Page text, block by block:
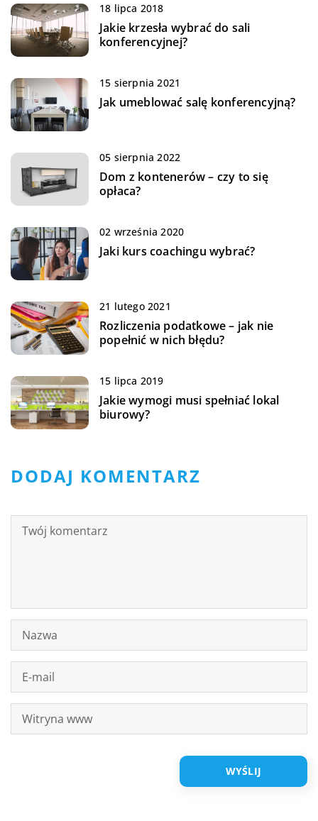
18 lipca 2018
Jakie krzesła wybrać do sali
konferencyjnej?
15 sierpnia 2021
Jak umeblować salę konferencyjną?
05 sierpnia 2022
Dom z kontenerów – czy to się
opłaca?
02 września 2020
Jaki kurs coachingu wybrać?
21 lutego 2021
Rozliczenia podatkowe – jak nie
popełnić w nich błędu?
15 lipca 2019
Jakie wymogi musi spełniać lokal
biurowy?
DODAJ KOMENTARZ